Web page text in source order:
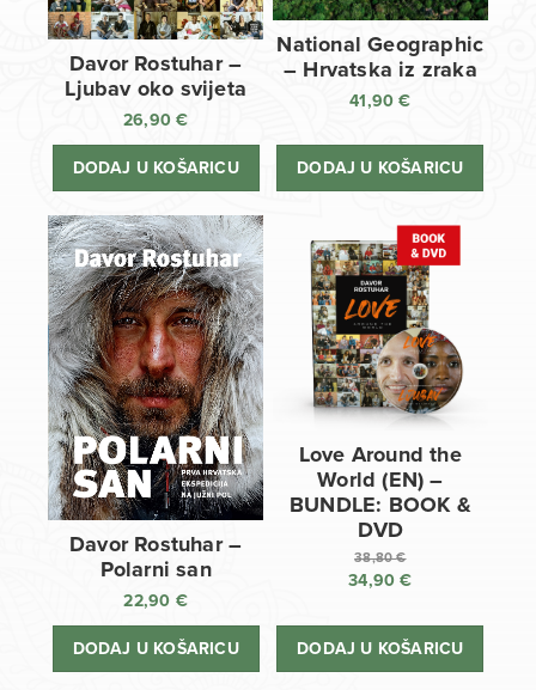
Davor Rostuhar –
Ljubav oko svijeta
26,90€
DODAJ U KOŠARICU
National Geographic
– Hrvatska iz zraka
41,90€
DODAJ U KOŠARICU
Davor Rostuhar –
Polarni san
22,90 €
DODAJ U KOŠARICU
Love Around the
World (EN) –
BUNDLE: BOOK &
DVD
38,80€
Izvorna
bila
34,90€
cijena
DODAJ U KOŠARICU